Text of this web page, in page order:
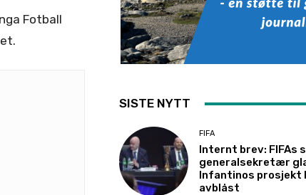
Fotball
SISTE NYTT
FIFA
Internt brev: FIFAs
generalsekretær
Infantinos prosjekt
avblåst